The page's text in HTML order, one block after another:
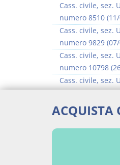
Cass. civile, sez.
numero 8510
Cass. civile, sez.
numero 9829
Cass. civile, sez.
numero 10798
Cass. civile, sez.
numero 11377
Cass. civile, sez.
numero 12307
>> Vai
ACQUISTA